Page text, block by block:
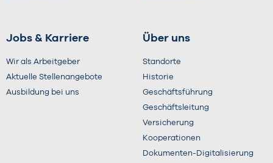
Jobs & Karriere
Wir als Arbeitgeber
Aktuelle Stellenangebote
Ausbildung bei uns
Über uns
Standorte
Historie
Geschäftsführung
Geschäftsleitung
Versicherung
Kooperationen
Dokumenten-Digitalisierung